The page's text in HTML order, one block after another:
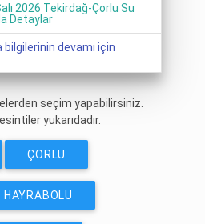
2026 Tekirdağ-Çorlu Su
Detaylar
bilgilerinin devamı için
seçim yapabilirsiniz.
yukarıdadır.
ÇORLU
HAYRABOLU